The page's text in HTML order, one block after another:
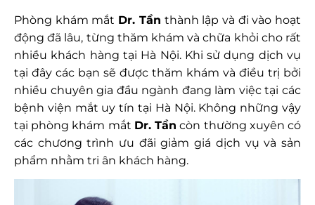
Phòng khám mắt Dr. Tần thành lập và đi vào hoạt
động đã lâu, từng thăm khám và chữa khỏi cho rất
nhiều khách hàng tại Hà Nội. Khi sử dụng dịch vụ
tại đây các bạn sẽ được thăm khám và điều trị bởi
nhiều chuyên gia đầu ngành đang làm việc tại các
bệnh viện mắt uy tín tại Hà Nội. Không những vậy
tại phòng khám mắt Dr. Tần còn thường xuyên có
các chương trình ưu đãi giảm giá dịch vụ và sản
phẩm nhằm tri ân khách hàng.